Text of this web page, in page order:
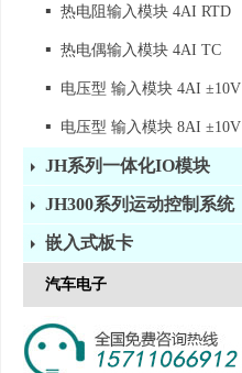
▪ 热电阻输入模块 4AI RTD
▪ 热电偶输入模块 4AI TC
▪ 电压型 输入模块 4AI ±10V
▪ 电压型 输入模块 8AI ±10V
JH系列一体化IO模块
JH300系列运动控制系统
嵌入式板卡
汽车电子